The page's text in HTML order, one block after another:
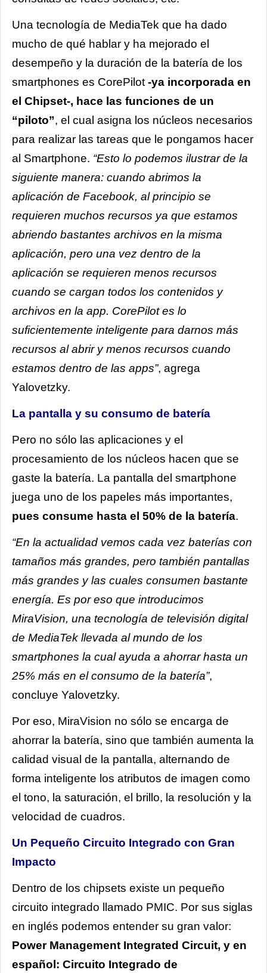
Una tecnología de MediaTek que ha dado
mucho de qué hablar y ha mejorado el
desempeño y la duración de la batería de los
smartphones es CorePilot -ya incorporada en
el Chipset-, hace las funciones de un
“piloto”, el cual asigna los núcleos necesarios
para realizar las tareas que le pongamos hacer
al Smartphone. “Esto lo podemos ilustrar de la
siguiente manera: cuando abrimos la
aplicación de Facebook, al principio se
requieren muchos recursos ya que estamos
abriendo bastantes archivos en la misma
aplicación, pero una vez dentro de la
aplicación se requieren menos recursos
cuando se cargan todos los contenidos y
archivos en la app. CorePilot es lo
suficientemente inteligente para darnos más
recursos al abrir y menos recursos cuando
estamos dentro de las apps”, agrega
Yalovetzky.
La pantalla y su consumo de batería
Pero no sólo las aplicaciones y el
procesamiento de los núcleos hacen que se
gaste la batería. La pantalla del smartphone
juega uno de los papeles más importantes,
pues consume hasta el 50% de la batería.
“En la actualidad vemos cada vez baterías con
tamaños más grandes, pero también pantallas
más grandes y las cuales consumen bastante
energía. Es por eso que introducimos
MiraVision, una tecnología de televisión digital
de MediaTek llevada al mundo de los
smartphones la cual ayuda a ahorrar hasta un
25% más en el consumo de la batería”,
concluye Yalovetzky.
Por eso, MiraVision no sólo se encarga de
ahorrar la batería, sino que también aumenta la
calidad visual de la pantalla, alternando de
forma inteligente los atributos de imagen como
el tono, la saturación, el brillo, la resolución y la
velocidad de cuadros.
Un Pequeño Circuito Integrado con Gran
Impacto
Dentro de los chipsets existe un pequeño
circuito integrado llamado PMIC. Por sus siglas
en inglés podemos entender su gran valor:
Power Management Integrated Circuit, y en
español: Circuito Integrado de